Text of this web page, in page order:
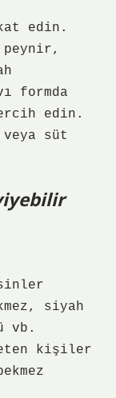
edin.
peynir,
formda
edin.
veya süt
siyah
vb.
kişiler